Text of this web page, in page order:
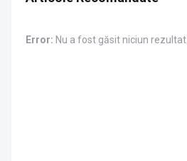
Error: Nu a fost găsit niciun rezultat